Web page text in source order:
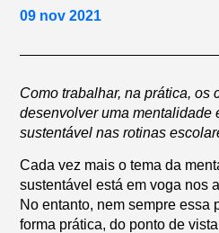
09 nov 2021
Como trabalhar, na prática, os
desenvolver uma mentalidade
sustentável nas rotinas
Cada vez mais o tema da
sustentável está em voga nos
No entanto, nem sempre essa
forma prática, do ponto de